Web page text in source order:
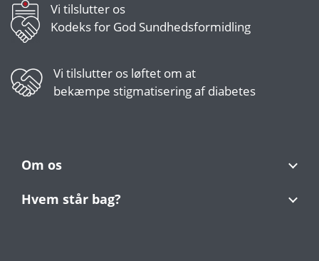
Vi tilslutter os
Kodeks for God Sundhedsformidling
Vi tilslutter os løftet om at
bekæmpe stigmatisering af diabetes
Om os
Hvem står bag?